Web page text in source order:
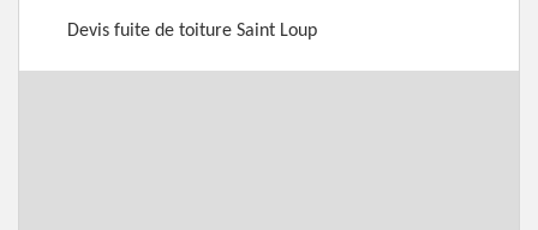
Devis fuite de toiture Saint Loup